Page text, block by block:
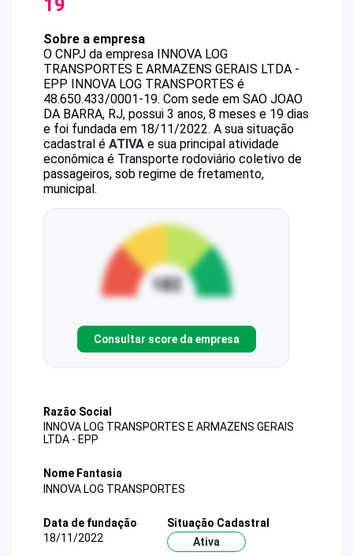
19
Sobre a empresa
O CNPJ da empresa INNOVA LOG
TRANSPORTES E ARMAZENS GERAIS LTDA -
EPP INNOVA LOG TRANSPORTES é
48.650.433/0001-19. Com sede em SAO JOAO
DA BARRA, RJ, possui 3 anos, 8 meses e 19 dias
e foi fundada em 18/11/2022. A sua situação
cadastral é ATIVA e sua principal atividade
econômica é Transporte rodoviário coletivo de
passageiros, sob regime de fretamento,
municipal.
Consultar score da empresa
Razão Social
INNOVA LOG TRANSPORTES E ARMAZENS GERAIS
LTDA - EPP
Nome Fantasia
INNOVA LOG TRANSPORTES
Data de fundação
18/11/2022
Situação Cadastral
Ativa